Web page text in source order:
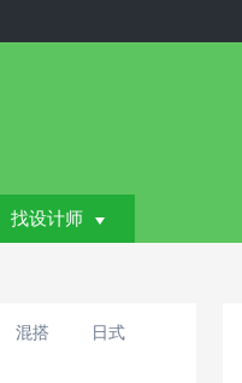
找设计师
混搭 日式